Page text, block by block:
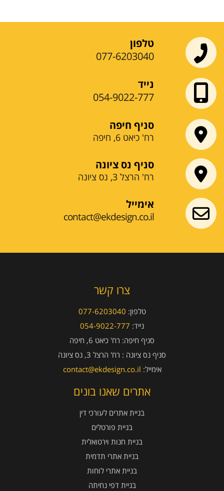
טלפון
077-6203040
נייד
054-9022-777
סניף חיפה
רח' כיאט 6, חיפה
סניף נס ציונה
רח' הרצל 3, נס ציונה
אימייל
contact@ekdesign.co.il
צרו קשר
טלפון: 077-6203040
נייד: 054-9022-777
סניף חיפה: רח' כיאט 6, חיפה
סניף נס ציונה : רח' הרצל 3, נס ציונה
אימייל: contact@ekdesign.co.il
אתרים שאנו בונים
בניית אתרים לעורכי דין
בניית פורטלים
בניית חנות וירטואלית
בניית אתרי תדמית
בניית אתרי לוחות
בניית דפי נחיתה